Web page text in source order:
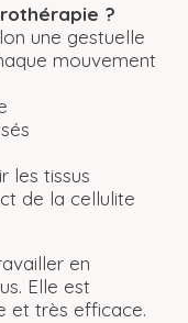
?
une gestuelle
mouvement
les tissus
de la cellulite
en
Elle est
et très efficace.